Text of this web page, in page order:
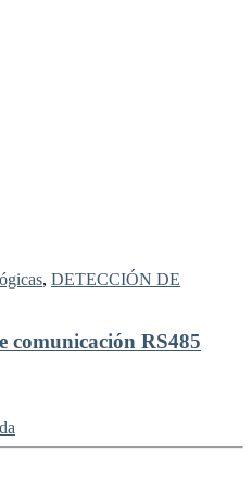
, DETECCIÓN DE
comunicación RS485